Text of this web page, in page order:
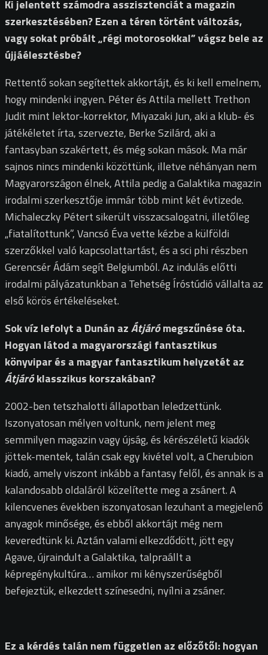
Ki jelentett számodra asszisztenciát a magazin
szerkesztésében? Ezen a téren történt változás,
vagy sokat próbált „régi motorosokkal” vágsz bele az
újjáélesztésbe?
Rettentő sokan segítettek akkortájt, és ki kell emelnem,
hogy mindenki ingyen. Péter és Attila mellett Trethon
Judit mint lektor-korrektor, Miyazaki Jun, aki a klub- és
játékéletet írta, szervezte, Berke Szilárd, aki a
fantasyban szakértett, és még sokan mások. Ma már
sajnos nincs mindenki közöttünk, illetve néhányan nem
Magyarországon élnek, Attila pedig a Galaktika magazin
irodalmi szerkesztője immár több mint két évtizede.
Michaleczky Pétert sikerült visszacsalogatni, illetőleg
„fiatalítottunk”, Vancsó Éva vette kézbe a külföldi
szerzőkkel való kapcsolattartást, és a sci phi részben
Gerencsér Ádám segít Belgiumból. Az indulás előtti
irodalmi pályázatunkban a Tehetség Íróstúdió vállalta az
első körös értékeléseket.
Sok víz lefolyt a Dunán azÁtjárómegszűnése óta.
Hogyan látod a magyarországi fantasztikus
könyvipar és a magyar fantasztikum helyzetét az
Átjáróklasszikus korszakában?
2002-ben tetszhalotti állapotban leledzettünk.
Iszonyatosan mélyen voltunk, nem jelent meg
semmilyen magazin vagy újság, és kérészéletű kiadók
jöttek-mentek, talán csak egy kivétel volt, a Cherubion
kiadó, amely viszont inkább a fantasy felől, és annak is a
kalandosabb oldaláról közelítette meg a zsánert. A
kilencvenes években iszonyatosan lezuhant a megjelenő
anyagok minősége, és ebből akkortájt még nem
keveredtünk ki. Aztán valami elkezdődött, jött egy
Agave, újraindult a Galaktika, talpraállt a
képregénykultúra… amikor mi kényszerűségből
befejeztük, elkezdett színesedni, nyílni a zsáner.
Ez a kérdés talán nem független az előzőtől: hogyan